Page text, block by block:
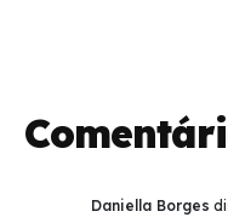
Daniella Borges